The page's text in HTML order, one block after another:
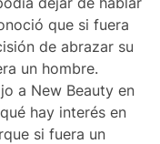
que si fuera
de abrazar su
un hombre.
a New Beauty en
hay interés en
si fuera un